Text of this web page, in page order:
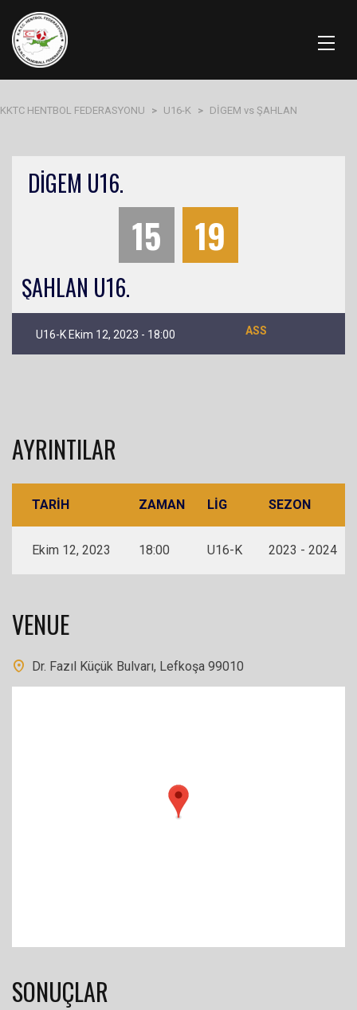
KKTC HENTBOL FEDERASYONU > U16-K > DİGEM vs ŞAHLAN
DİGEM U16.
15 19
ŞAHLAN U16.
U16-K Ekim 12, 2023 - 18:00 ASS
AYRINTILAR
TARIH ZAMAN LIG SEZON
Ekim 12, 2023 18:00 U16-K 2023 - 2024
VENUE
Dr. Fazıl Küçük Bulvarı, Lefkoşa 99010
SONUÇLAR